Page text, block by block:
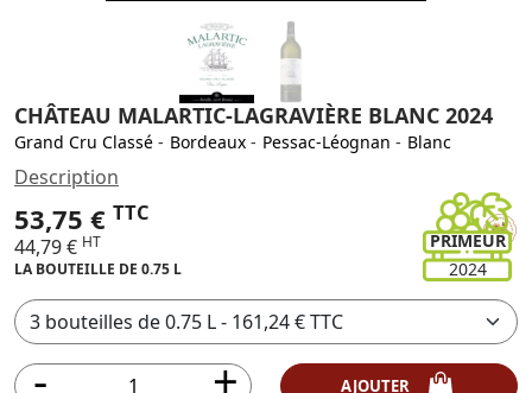
CHÂTEAU MALARTIC-LAGRAVIÈRE BLANC 2024
Grand Cru Classé - Bordeaux - Pessac-Léognan - Blanc
PRIMEUR
2024
Description
53,75 € TTC
44,79 € HT
LA BOUTEILLE DE 0.75 L